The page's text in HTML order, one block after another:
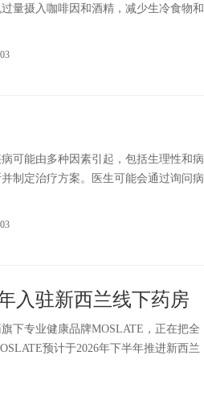
量摄入咖啡因和酒精，减少生冷食物和
能由多种因素引起，包括生理性和病
制定治疗方案。医生可能会通过询问病
入驻新西兰线下药房
专业健康品牌MOSLATE，正在把全
预计于2026年下半年推进新西兰